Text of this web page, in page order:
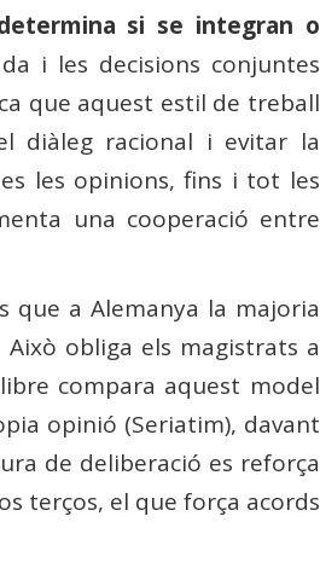
si se integran o
i les decisions conjuntes
que aquest estil de treball
diàleg racional i evitar la
les opinions, fins i tot les
una cooperació entre
que a Alemanya la majoria
obliga els magistrats a
compara aquest model
opinió (Seriatim), davant
de deliberació es reforça
terços, el que força acords